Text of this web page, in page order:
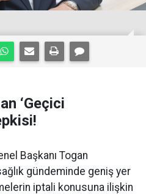
‘Geçici
Başkanı Togan
gündeminde geniş yer
iptali konusuna ilişkin